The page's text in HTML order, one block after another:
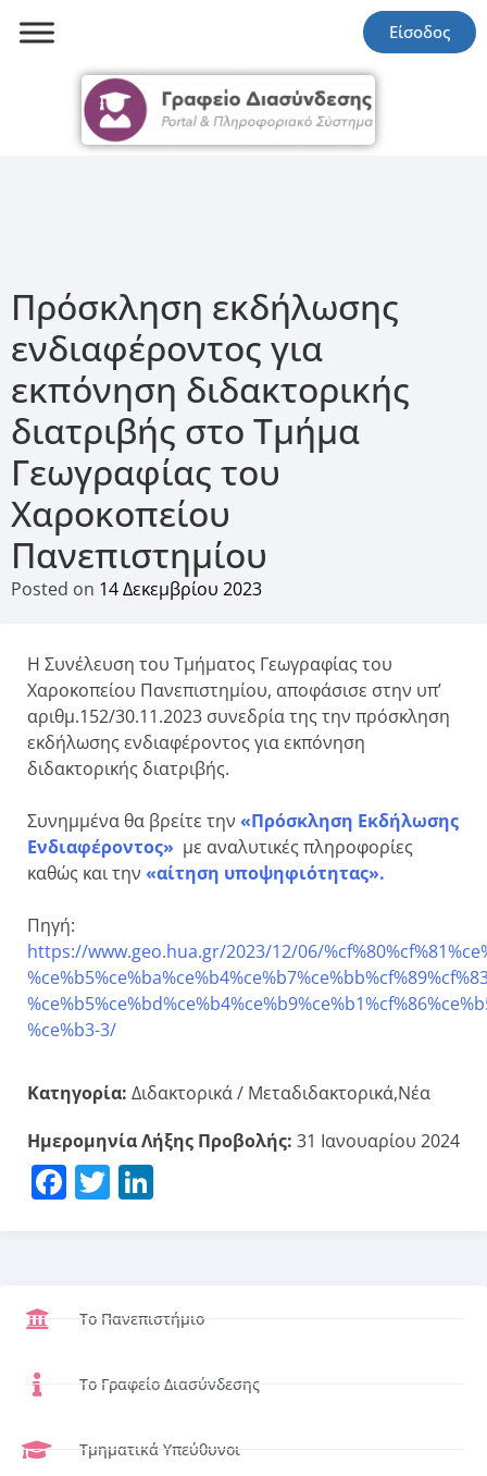
Είσοδος
Πρόσκληση εκδήλωσης
ενδιαφέροντος για
εκπόνηση διδακτορικής
διατριβής στο Τμήμα
Γεωγραφίας του
Χαροκοπείου
Πανεπιστημίου
Posted on 14 Δεκεμβρίου 2023
Η Συνέλευση του Τμήματος Γεωγραφίας του
Χαροκοπείου Πανεπιστημίου, αποφάσισε στην υπ’
αριθμ.152/30.11.2023 συνεδρία της την πρόσκληση
εκδήλωσης ενδιαφέροντος για εκπόνηση
διδακτορικής διατριβής.
Συνημμένα θα βρείτε την «Πρόσκληση Εκδήλωσης
Ενδιαφέροντος» με αναλυτικές πληροφορίες
καθώς και την «αίτηση υποψηφιότητας».
Πηγή:
https://www.geo.hua.gr/2023/12/06/
%ce%b3-3/
Κατηγορία: Διδακτορικά / Μεταδιδακτορικά,Νέα
Ημερομηνία Λήξης Προβολής: 31 Ιανουαρίου 2024
Facebook
Twitter
Το Πανεπιστήμιο
Το Γραφείο Διασύνδεσης
Τμηματικά Υπεύθυνοι